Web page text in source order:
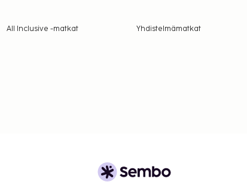
aikuisille ja 4 EUR
eivät
huoneita, joiden
All Inclusive -matkat Yhdistelmämatkat